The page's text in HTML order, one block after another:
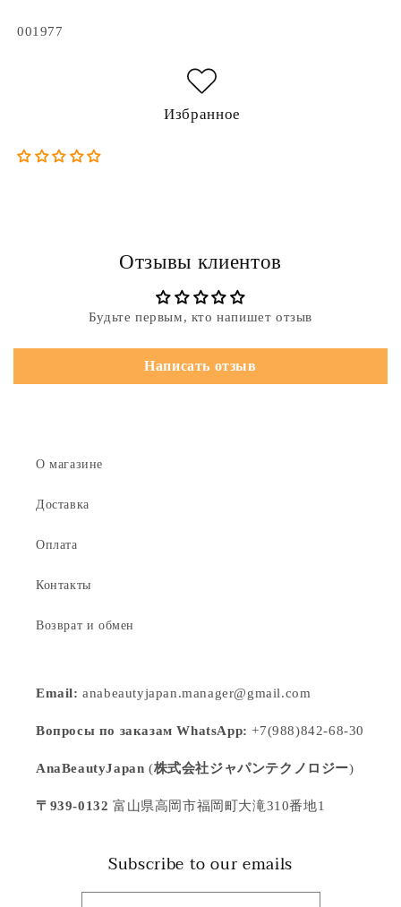
Артикул:
001977
Избранное
Отзывы клиентов
Будьте первым, кто напишет отзыв
Написать отзыв
О магазине
Доставка
Оплата
Контакты
Возврат и обмен
Email:anabeautyjapan.manager@gmail.com
Вопросы по заказам WhatsApp:+7(988)842-68-30
AnaBeautyJapan (株式会社ジャパンテクノロジー)
〒939-0132 富山県高岡市福岡町大滝310番地1
Subscribe to our emails